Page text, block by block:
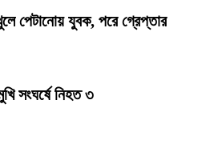
পেটানোয় যুবক, পরে গ্রেপ্তার
সংঘর্ষে নিহত ৩